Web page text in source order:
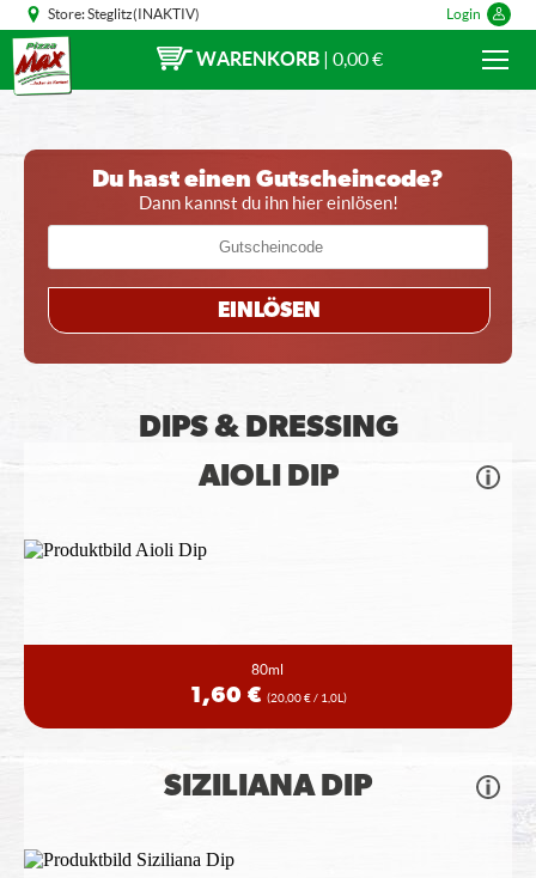
Store:Steglitz(INAKTIV) Login
WARENKORB | 0,00 €
Du hast einen Gutscheincode?
Dann kannst du ihn hier einlösen!
EINLÖSEN
DIPS & DRESSING
AIOLI DIP
80ml
1,60 € (20,00 € / 1,0L)
SIZILIANA DIP